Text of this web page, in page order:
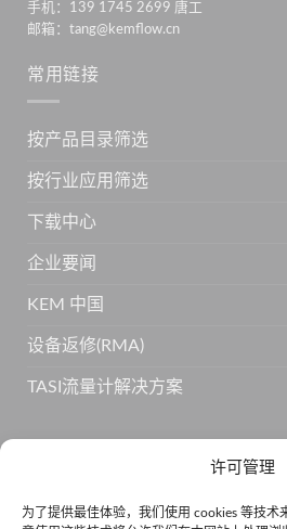
许可管理
为了提供最佳体验，我们使用 cookies 等技术
手机：139 1745 2699 唐工
邮箱：tang@kemflow.cn
常用链接
按产品目录筛选
按行业应用筛选
下载中心
企业要闻
KEM 中国
设备返修(RMA)
TASI流量计解决方案
订阅 KEM 获取更多产品信息